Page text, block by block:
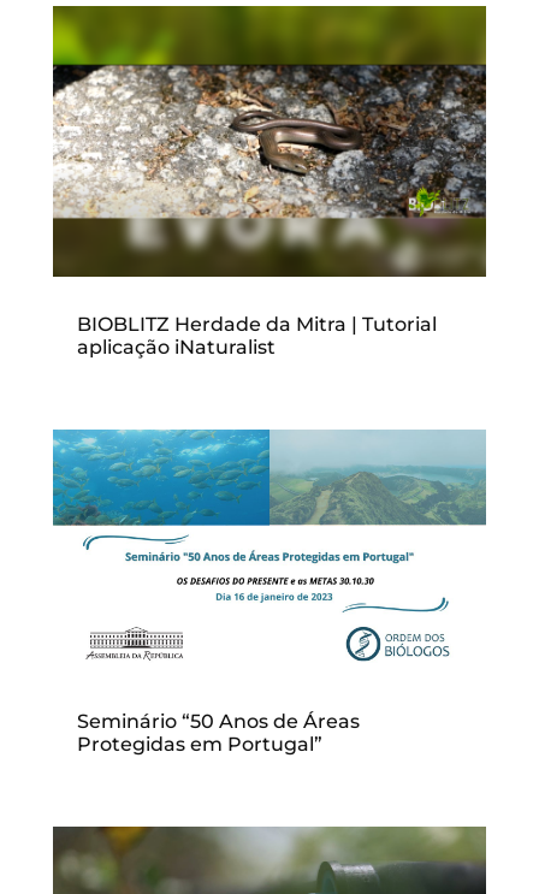
BIOBLITZ Herdade da Mitra | Tutorial
aplicação iNaturalist
Seminário “50 Anos de Áreas
Protegidas em Portugal”